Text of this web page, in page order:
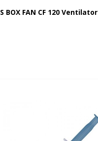
S BOX FAN CF 120 Ventilator